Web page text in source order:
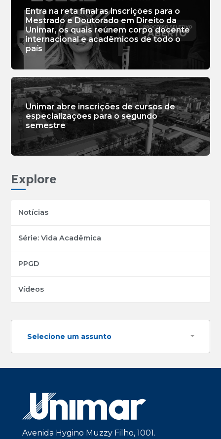
Entra na reta final as inscrições para o
Mestrado e Doutorado em Direito da
Unimar, os quais reúnem corpo docente
internacional e acadêmicos de todo o
país
Unimar abre inscrições de cursos de
especializações para o segundo
semestre
Explore
Notícias
Série: Vida Acadêmica
PPGD
Vídeos
Selecione um assunto
Avenida Hygino Muzzy Filho, 1001.